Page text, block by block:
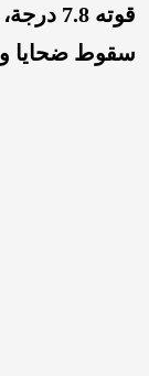
قوته
سقوط ضحايا